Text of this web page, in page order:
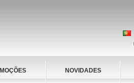
NOVIDADES